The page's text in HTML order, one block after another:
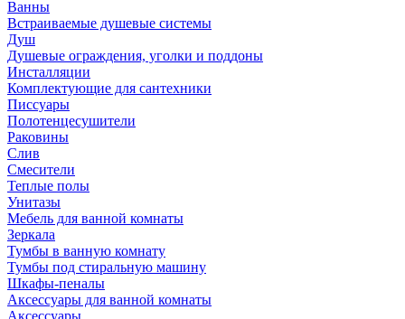
Ванны
Встраиваемые душевые системы
Душ
Душевые ограждения, уголки и поддоны
Инсталляции
Комплектующие для сантехники
Писсуары
Полотенцесушители
Раковины
Слив
Смесители
Теплые полы
Унитазы
Мебель для ванной комнаты
Зеркала
Тумбы в ванную комнату
Тумбы под стиральную машину
Шкафы-пеналы
Аксессуары для ванной комнаты
Аксессуары